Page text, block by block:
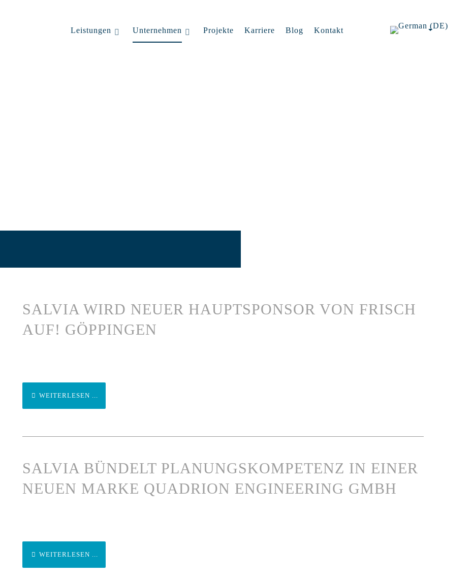
Leistungen Unternehmen Projekte Karriere Blog Kontakt
SALVIA WIRD NEUER HAUPTSPONSOR VON FRISCH
AUF! GÖPPINGEN
WEITERLESEN ...
SALVIA BÜNDELT PLANUNGSKOMPETENZ IN EINER
NEUEN MARKE QUADRION ENGINEERING GMBH
WEITERLESEN ...